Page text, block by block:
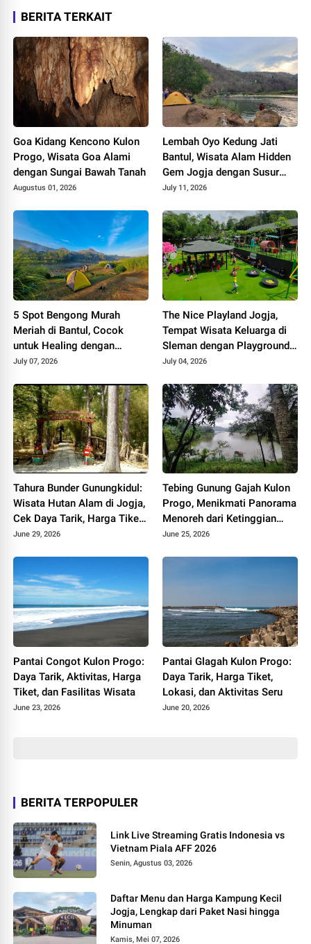
BERITA TERKAIT
Goa Kidang Kencono Kulon
Progo, Wisata Goa Alami
dengan Sungai Bawah Tanah
Augustus 01, 2026
Lembah Oyo Kedung Jati
Bantul, Wisata Alam Hidden
Gem Jogja dengan Susur
Sungai dan Camping
July 11, 2026
5 Spot Bengong Murah
Meriah di Bantul, Cocok
untuk Healing dengan
Suasana Alam yang Tenang
July 07, 2026
The Nice Playland Jogja,
Tempat Wisata Keluarga di
Sleman dengan Playground
dan Wahana Seru
July 04, 2026
Tahura Bunder Gunungkidul:
Wisata Hutan Alam di Jogja,
Cek Daya Tarik, Harga Tiket,
dan Jam Buka
June 29, 2026
Tebing Gunung Gajah Kulon
Progo, Menikmati Panorama
Menoreh dari Ketinggian
900 Mdpl
June 25, 2026
Pantai Congot Kulon Progo:
Daya Tarik, Aktivitas, Harga
Tiket, dan Fasilitas Wisata
June 23, 2026
Pantai Glagah Kulon Progo:
Daya Tarik, Harga Tiket,
Lokasi, dan Aktivitas Seru
June 20, 2026
BERITA TERPOPULER
Link Live Streaming Gratis Indonesia vs
Vietnam Piala AFF 2026
Senin, Agustus 03, 2026
Daftar Menu dan Harga Kampung Kecil
Jogja, Lengkap dari Paket Nasi hingga
Minuman
Kamis, Mei 07, 2026